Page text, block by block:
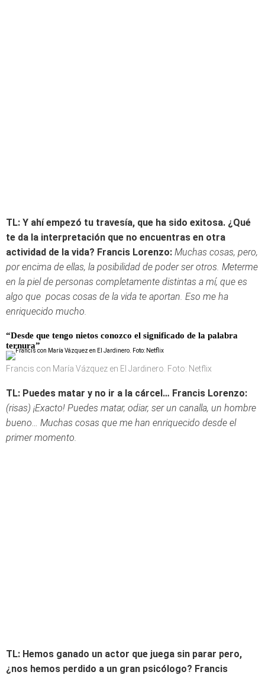
TL: Y ahí empezó tu travesía, que ha sido exitosa. ¿Qué
te da la interpretación que no encuentras en otra
actividad de la vida? Francis Lorenzo: Muchas cosas, pero,
por encima de ellas, la posibilidad de poder ser otros. Meterme
en la piel de personas completamente distintas a mí, que es
algo que pocas cosas de la vida te aportan. Eso me ha
enriquecido mucho.
“Desde que tengo nietos conozco el significado de la palabra
ternura”
Francis con María Vázquez en El Jardinero. Foto: Netflix
TL: Puedes matar y no ir a la cárcel… Francis Lorenzo:
(risas) ¡Exacto! Puedes matar, odiar, ser un canalla, un hombre
bueno… Muchas cosas que me han enriquecido desde el
primer momento.
TL: Hemos ganado un actor que juega sin parar pero,
¿nos hemos perdido a un gran psicólogo? Francis